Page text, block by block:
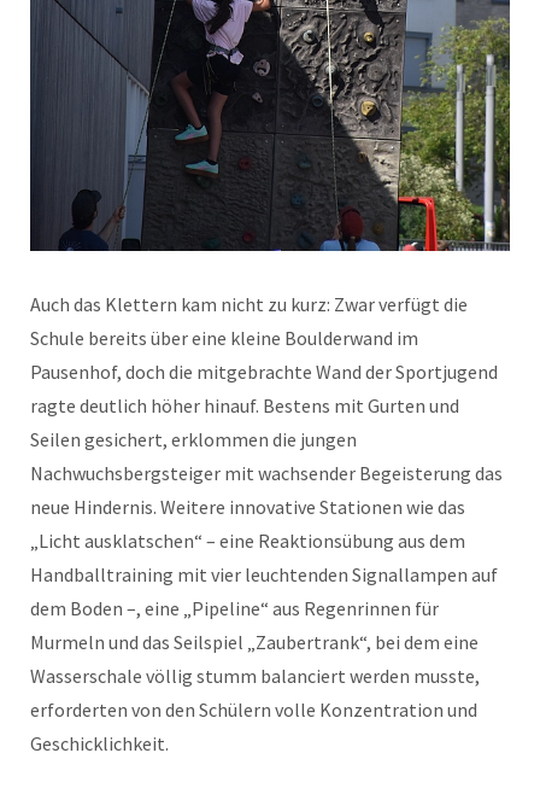
Auch das Klettern kam nicht zu kurz: Zwar verfügt die
Schule bereits über eine kleine Boulderwand im
Pausenhof, doch die mitgebrachte Wand der Sportjugend
ragte deutlich höher hinauf. Bestens mit Gurten und
Seilen gesichert, erklommen die jungen
Nachwuchsbergsteiger mit wachsender Begeisterung das
neue Hindernis. Weitere innovative Stationen wie das
„Licht ausklatschen“ – eine Reaktionsübung aus dem
Handballtraining mit vier leuchtenden Signallampen auf
dem Boden –, eine „Pipeline“ aus Regenrinnen für
Murmeln und das Seilspiel „Zaubertrank“, bei dem eine
Wasserschale völlig stumm balanciert werden musste,
erforderten von den Schülern volle Konzentration und
Geschicklichkeit.